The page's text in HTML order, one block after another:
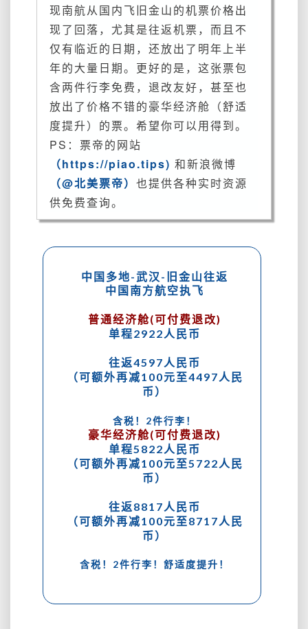
联
运
~
还
可
低
价
体
验
华
济
现南航从国内飞旧金山的机票价格出
现了回落，尤其是往返机票，而且不
仅有临近的日期，还放出了明年上半
年的大量日期。更好的是，这张票包
含两件行李免费，退改友好，甚至也
放出了价格不错的豪华经济舱（舒适
度提升）的票。希望你可以用得到。
PS：票帝的网站
（https://piao.tips) 和新浪微博
（@北美票帝） 也提供各种实时资源
供免费查询。
中国多地-武汉-旧金山往返
中国南方航空执飞
普通经济舱(可付费退改)
单程2922人民币
往返4597人民币
（可额外再减100元至4497人民
币）
含税！2件行李！
豪华经济舱(可付费退改)
单程5822人民币
（可额外再减100元至5722人民
币）
往返8817人民币
（可额外再减100元至8717人民
币）
含税！2件行李！舒适度提升！